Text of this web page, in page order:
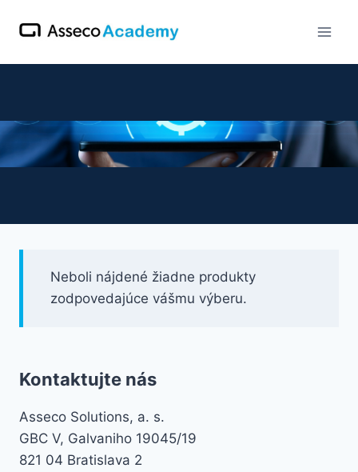
Banka
Neboli nájdené žiadne produkty
zodpovedajúce vášmu výberu.
Kontaktujte nás
Asseco Solutions, a. s.
GBC V, Galvaniho 19045/19
821 04 Bratislava 2